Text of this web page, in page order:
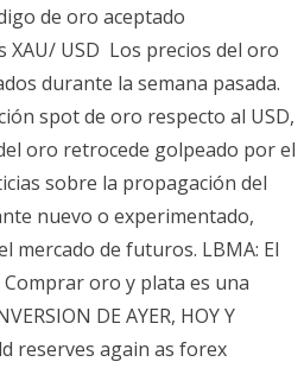
de oro aceptado
XAU/ USD Los precios del oro
durante la semana pasada.
spot de oro respecto al USD,
oro retrocede golpeado por el
sobre la propagación del
nuevo o experimentado,
mercado de futuros. LBMA: El
oro y plata es una
DE AYER, HOY Y
reserves again as forex